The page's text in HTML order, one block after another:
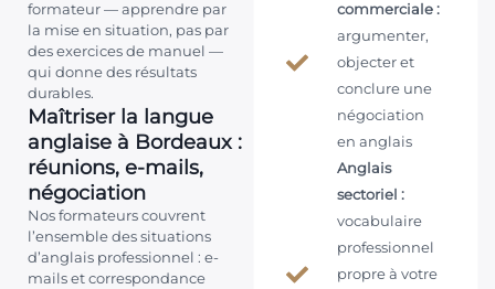
formateur — apprendre par
la mise en situation, pas par
des exercices de manuel —
qui donne des résultats
durables.
Maîtriser la langue
anglaise à Bordeaux :
réunions, e-mails,
négociation
Nos formateurs couvrent
l’ensemble des situations
d’anglais professionnel : e-
mails et correspondance
commerciale :
argumenter,
objecter et
conclure une
négociation
en anglais
Anglais
sectoriel :
vocabulaire
professionnel
propre à votre